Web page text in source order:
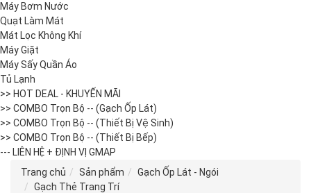
Máy Bơm Nước
Quạt Làm Mát
Mát Lọc Không Khí
Máy Giặt
Máy Sấy Quần Áo
Tủ Lạnh
>> HOT DEAL - KHUYẾN MÃI
>> COMBO Trọn Bộ -- (Gạch Ốp Lát)
>> COMBO Trọn Bộ -- (Thiết Bị Vệ Sinh)
>> COMBO Trọn Bộ -- (Thiết Bị Bếp)
--- LIÊN HỆ + ĐỊNH VỊ GMAP
Trang chủ
Sản phẩm
Gạch Ốp Lát - Ngói
Gạch Thẻ Trang Trí